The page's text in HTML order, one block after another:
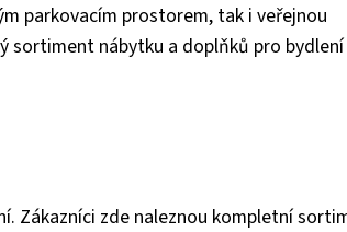
parkovacím prostorem, tak i veřejnou
sortiment nábytku a doplňků pro bydlení
Zákazníci zde naleznou kompletní